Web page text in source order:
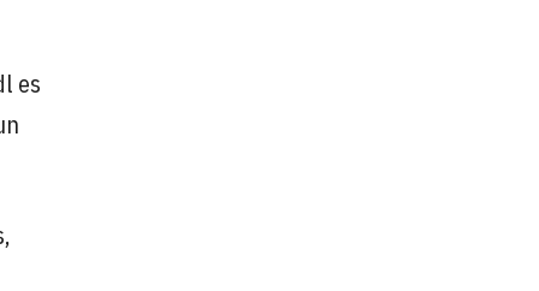
es